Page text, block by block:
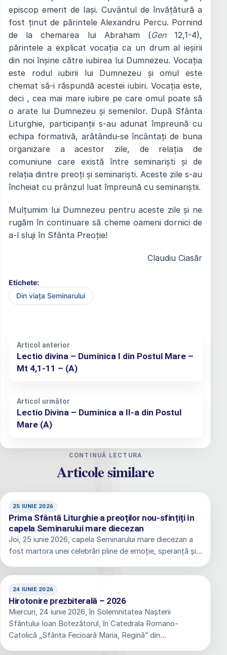
episcop emerit de Iași. Cuvântul de învățătură a
fost ținut de părintele Alexandru Percu. Pornind
de la chemarea lui Abraham (Gen12,1-4),
părintele a explicat vocația ca un drum al ieșirii
din noi înșine către iubirea lui Dumnezeu. Vocația
este rodul iubirii lui Dumnezeu și omul este
chemat să-i răspundă acestei iubiri. Vocația este,
deci , cea mai mare iubire pe care omul poate să
o arate lui Dumnezeu și semenilor. După Sfânta
Liturghie, participanții s-au adunat împreună cu
echipa formativă, arătându-se încântați de buna
organizare a acestor zile, de relația de
comuniune care există între seminariști și de
relația dintre preoți și seminariști. Aceste zile s-au
încheiat cu prânzul luat împreună cu seminariștii.
Mulțumim lui Dumnezeu pentru aceste zile și ne
rugăm în continuare să cheme oameni dornici de
a-l sluji în Sfânta Preoție!
Claudiu Ciasăr
Etichete:
Din viața Seminarului
Articol anterior
Lectio divina – Duminica I din Postul Mare –
Mt 4,1-11 – (A)
Articol următor
Lectio Divina – Duminica a II-a din Postul
Mare (A)
CONTINUĂ LECTURA
Articole similare
25 IUNIE 2026
Prima Sfântă Liturghie a preoților nou-sfințiți în
capela Seminarului mare diecezan
Joi, 25 iunie 2026, capela Seminarului mare diecezan a
fost martora unei celebrări pline de emoție, speranță și…
24 IUNIE 2026
Hirotonire prezbiterală – 2026
Miercuri, 24 iunie 2026, în Solemnitatea Nașterii
Sfântului Ioan Botezătorul, în Catedrala Romano-
Catolică „Sfânta Fecioară Maria, Regină” din…